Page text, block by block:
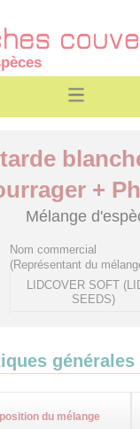
+
Mélange
Nom commercial
(Représentant du
LIDCOVER SOFT
SEEDS)
générales
du mélange